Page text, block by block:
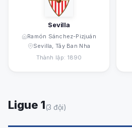
Sevilla
Ramón Sánchez-Pizjuán
Sevilla, Tây Ban Nha
Thành lập: 1890
Ligue 1(3 đội)